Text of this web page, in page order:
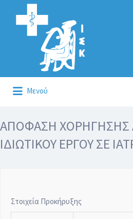
Αναζήτηση
για:
Μενού
για:
ΑΠΟΦΑΣΗ ΧΟΡΗΓΗΣΗΣ
ΙΔΙΩΤΙΚΟΥ ΕΡΓΟΥ ΣΕ
Στοιχεία Προκήρυξης